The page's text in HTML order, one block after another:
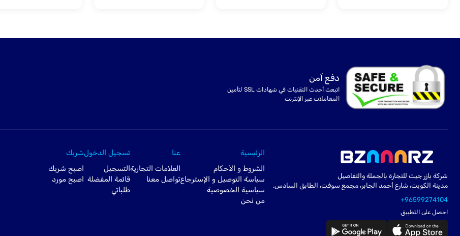
دفع آمن
اتبعت أحدث التقنيات في شهادات SSL لتأمين
المعاملات عبر الإنترنت
شركة بازر جيت للتجارة بالجملة والتفاصيل
مدينة الكويت، شارع أحمد الجابر، مجمع سوفت، الطابق السادس.
+96599274104
احصل على التطبيق
الرئيسية
الشروط و الأحكام
سياسة التوصيل و الإسترجاع
سياسية الخصوصية
من نحن
عنا
العلامات التجارية
تواصل معنا
تسجيل الدخول
التسجيل
قائمة المفضلة
طلباتي
شريك
اصبح شريك
اصبح مورد